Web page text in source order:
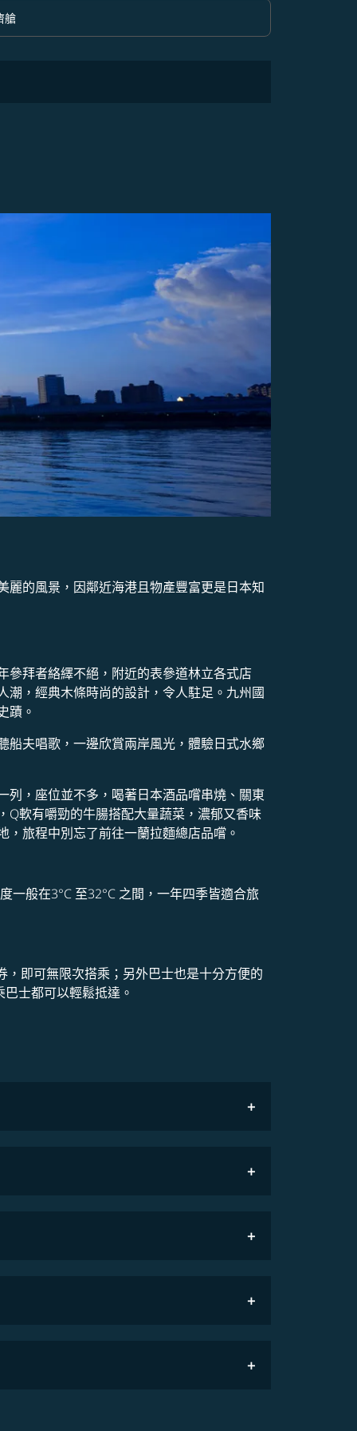
option 經濟艙 Selected
艙
麗的風景，因鄰近海港且物產豐富更是日本知
參拜者絡繹不絕，附近的表參道林立各式店
潮，經典木條時尚的設計，令人駐足。九州國
蹟。
船夫唱歌，一邊欣賞兩岸風光，體驗日式水鄉
列，座位並不多，喝著日本酒品嚐串燒、關東
Q軟有嚼勁的牛腸搭配大量蔬菜，濃郁又香味
旅程中別忘了前往一蘭拉麵總店品嚐。
般在3°C 至32°C 之間，一年四季皆適合旅
即可無限次搭乘；另外巴士也是十分方便的
士都可以輕鬆抵達。